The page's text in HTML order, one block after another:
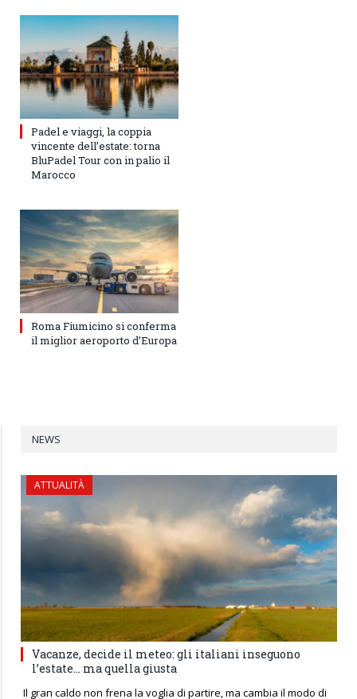
Padel e viaggi, la coppia
vincente dell’estate: torna
BluPadel Tour con in palio il
Marocco
Roma Fiumicino si conferma
il miglior aeroporto d’Europa
NEWS
ATTUALITÀ
Vacanze, decide il meteo: gli italiani inseguono
l’estate… ma quella giusta
Il gran caldo non frena la voglia di partire, ma cambia il modo di